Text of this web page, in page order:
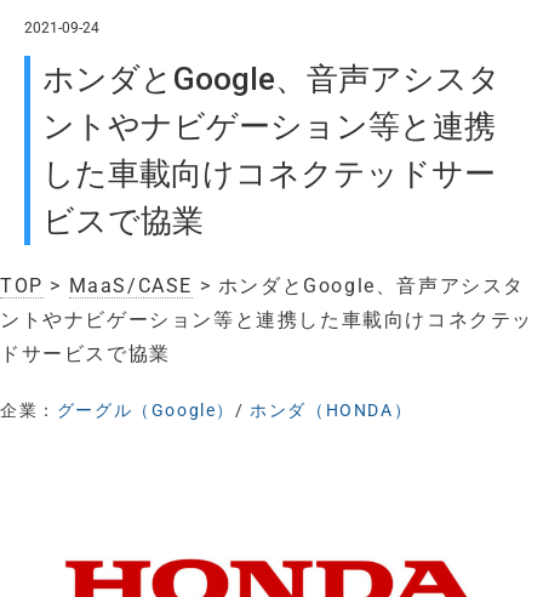
2021-09-24
ホンダとGoogle、音声アシスタ
ントやナビゲーション等と連携
した車載向けコネクテッドサー
ビスで協業
TOP > MaaS/CASE > ホンダとGoogle、音声アシスタ
ントやナビゲーション等と連携した車載向けコネクテッ
ドサービスで協業
企業： グーグル（Google）/ホンダ（HONDA）